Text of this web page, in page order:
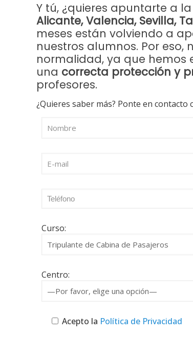
Y tú, ¿quieres apuntarte a la
Alicante, Valencia, Sevilla,
meses están volviendo a
nuestros alumnos. Por
normalidad, ya que hemos
una correcta protección y
profesores.
¿Quieres saber más? Ponte en
Curso:
Centro:
Acepto la Política de Privacidad